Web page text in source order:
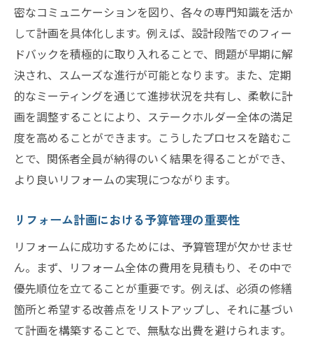
密なコミュニケーションを図り、各々の専門知識を活か
して計画を具体化します。例えば、設計段階でのフィー
ドバックを積極的に取り入れることで、問題が早期に解
決され、スムーズな進行が可能となります。また、定期
的なミーティングを通じて進捗状況を共有し、柔軟に計
画を調整することにより、ステークホルダー全体の満足
度を高めることができます。こうしたプロセスを踏むこ
とで、関係者全員が納得のいく結果を得ることができ、
より良いリフォームの実現につながります。
リフォーム計画における予算管理の重要性
リフォームに成功するためには、予算管理が欠かせませ
ん。まず、リフォーム全体の費用を見積もり、その中で
優先順位を立てることが重要です。例えば、必須の修繕
箇所と希望する改善点をリストアップし、それに基づい
て計画を構築することで、無駄な出費を避けられます。